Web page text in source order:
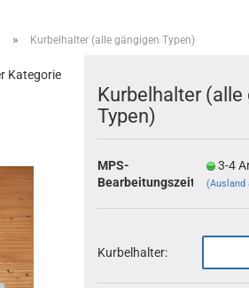
Passwort vergessen?
» Kurbelhalter (alle gängigen Typen)
Kategorie
Kurbelhalter (alle
Typen)
MPS-
Bearbeitungszeit;
3-4
(Ausland
Kurbelhalter: